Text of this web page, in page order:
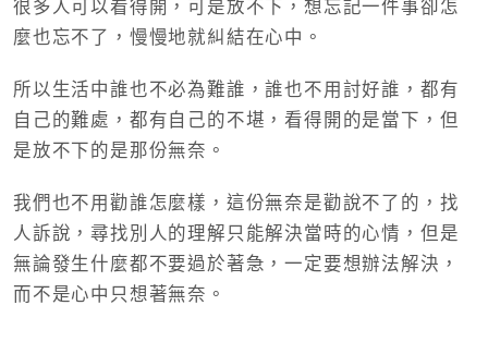
很多人可以看得開，可是放不下，想忘記一件事卻怎
麼也忘不了，慢慢地就糾結在心中。
所以生活中誰也不必為難誰，誰也不用討好誰，都有
自己的難處，都有自己的不堪，看得開的是當下，但
是放不下的是那份無奈。
我們也不用勸誰怎麼樣，這份無奈是勸說不了的，找
人訴說，尋找別人的理解只能解決當時的心情，但是
無論發生什麼都不要過於著急，一定要想辦法解決，
而不是心中只想著無奈。